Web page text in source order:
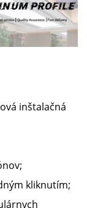
inštalačná
kliknutím;